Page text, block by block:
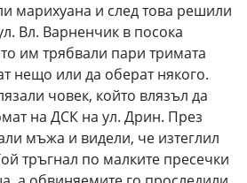
марихуана и след това решили
Вл. Варненчик в посока
им трябвали пари тримата
нещо или да оберат някого.
човек, който влязъл да
на ДСК на ул. Дрин. През
мъжа и видели, че изтеглил
тръгнал по малките пресечки